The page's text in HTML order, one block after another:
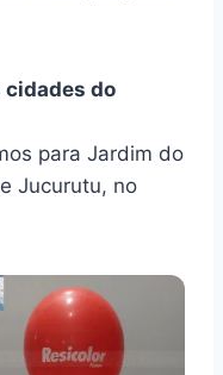
cidades do
para Jardim do
Jucurutu, no